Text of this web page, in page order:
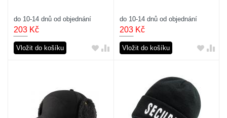
do 10-14 dnů od objednání
203 Kč
Vložit do košíku
do 10-14 dnů od objednání
203Kč
Vložit do košíku